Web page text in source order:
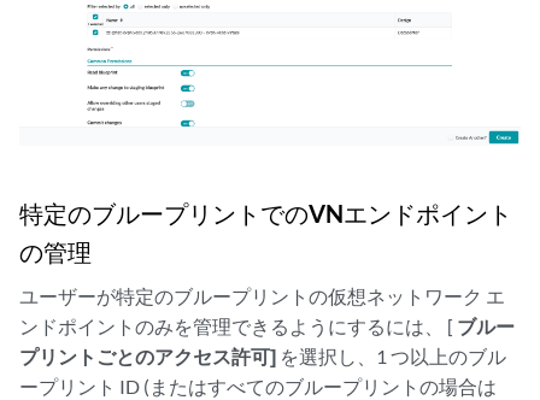
特定のブループリントでのVNエンドポイント
の管理
ユーザーが特定のブループリントの仮想ネットワーク エ
ンドポイントのみを管理できるようにするには、 [ ブルー
プリントごとのアクセス許可] を選択し、1 つ以上のブル
ープリント ID (またはすべてのブループリントの場合は